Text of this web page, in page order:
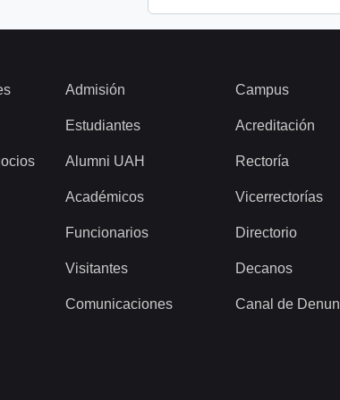
Admisión
Estudiantes
Alumni UAH
Académicos
Funcionarios
Visitantes
Comunicaciones
Campus
Acreditación
Rectoría
Vicerrectorías
Directorio
Decanos
Canal de